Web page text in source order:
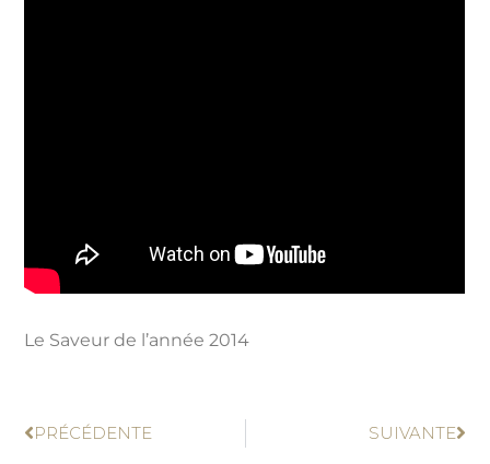
Le Saveur de l’année 2014
PRÉCÉDENTE SUIVANTE